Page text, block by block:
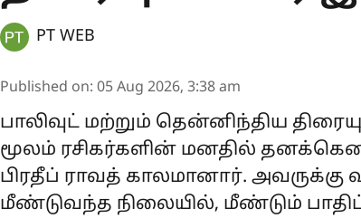
PT WEB
Published on: 05 Aug 2026, 3:38 am
பாலிவுட் மற்றும் தென்னிந்திய
மூலம் ரசிகர்களின் மனதில் தனக்கென
பிரதீப் ராவத் காலமானார். அவருக்கு
மீண்டுவந்த நிலையில், மீண்டும்